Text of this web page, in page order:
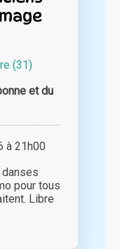
(31)
et du
à 21h00
pour tous
Libre